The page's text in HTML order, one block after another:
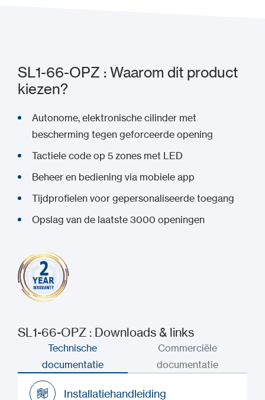
SL1-66-OPZ : Waarom dit product
kiezen?
Autonome, elektronische cilinder met
bescherming tegen geforceerde opening
Tactiele code op 5 zones met LED
Beheer en bediening via mobiele app
Tijdprofielen voor gepersonaliseerde toegang
Opslag van de laatste 3000 openingen
SL1-66-OPZ : Downloads & links
Technische
documentatie
Commerciële
documentatie
Installatiehandleiding